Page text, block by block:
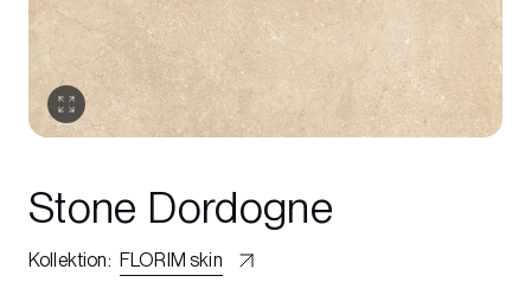
Stone Dordogne
Kollektion: FLORIM skin